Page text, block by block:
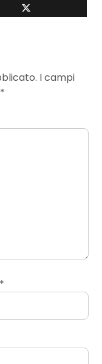
I campi
*
*